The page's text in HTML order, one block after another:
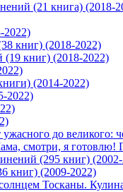
(21 книга) (2018-
2022)
книг) (2018-2022)
книг) (2018-2022)
(2014-2022)
2022)
до великого:
смотри, я готовлю!
(295 книг)
книг) (2009-2022)
Тосканы.